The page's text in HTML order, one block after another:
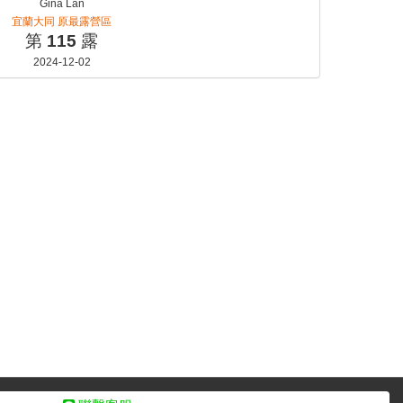
Gina Lan
宜蘭大同 原最露營區
第 115 露
2024-12-02